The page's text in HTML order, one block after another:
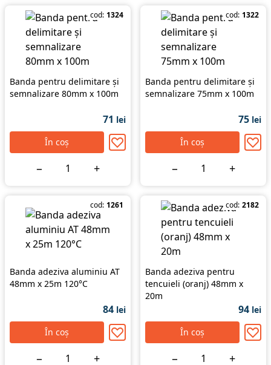
cod: 1324
Banda pentru delimitare și
semnalizare 80mm x 100m
71 lei
În coș
− +
cod: 1322
Banda pentru delimitare și
semnalizare 75mm x 100m
75 lei
În coș
− +
cod: 1261
Banda adeziva aluminiu AT
48mm x 25m 120°C
84 lei
În coș
− +
cod: 2182
Banda adeziva pentru
tencuieli (oranj) 48mm x
20m
94 lei
În coș
− +